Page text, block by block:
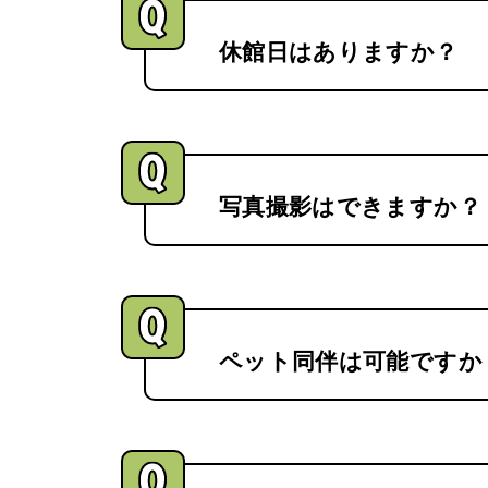
休館日はありますか？
写真撮影はできますか？
ペット同伴は可能ですか